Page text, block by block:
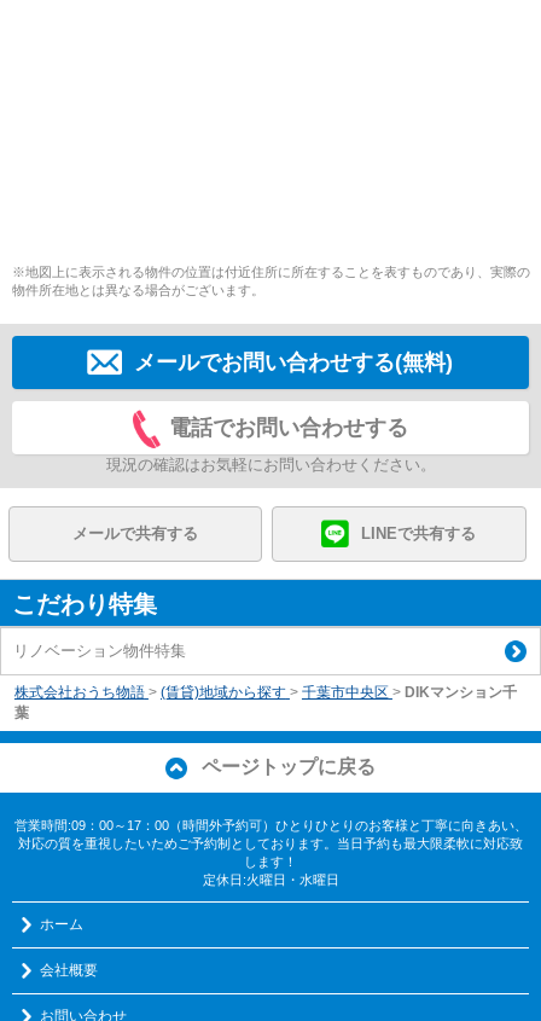
※地図上に表示される物件の位置は付近住所に所在することを表すものであり、実際の
物件所在地とは異なる場合がございます。
メールでお問い合わせする(無料)
電話でお問い合わせする
現況の確認はお気軽にお問い合わせください。
メールで共有する LINEで共有する
こだわり特集
リノベーション物件特集
株式会社おうち物語 > (賃貸)地域から探す > 千葉市中央区 > DIKマンション千
葉
ページトップに戻る
営業時間:09：00～17：00（時間外予約可）ひとりひとりのお客様と丁寧に向きあい、
対応の質を重視したいためご予約制としております。当日予約も最大限柔軟に対応致
します！
定休日:火曜日・水曜日
ホーム
会社概要
お問い合わせ